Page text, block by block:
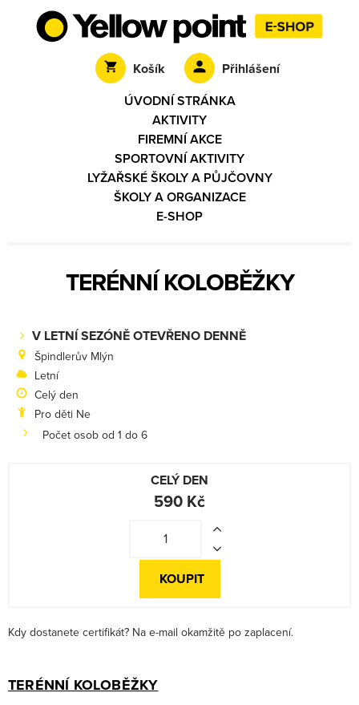
Košík
Přihlášení
ÚVODNÍ STRÁNKA
AKTIVITY
FIREMNÍ AKCE
SPORTOVNÍ AKTIVITY
LYŽAŘSKÉ ŠKOLY A PŮJČOVNY
ŠKOLY A ORGANIZACE
E-SHOP
TERÉNNÍ KOLOBĚŽKY
V LETNÍ SEZÓNĚ OTEVŘENO DENNĚ
Špindlerův Mlýn
Letní
Celý den
Pro děti Ne
Počet osob od 1 do 6
CELÝ DEN
590 Kč
KOUPIT
Kdy dostanete certifikát? Na e-mail okamžitě po zaplacení.
TERÉNNÍ KOLOBĚŽKY